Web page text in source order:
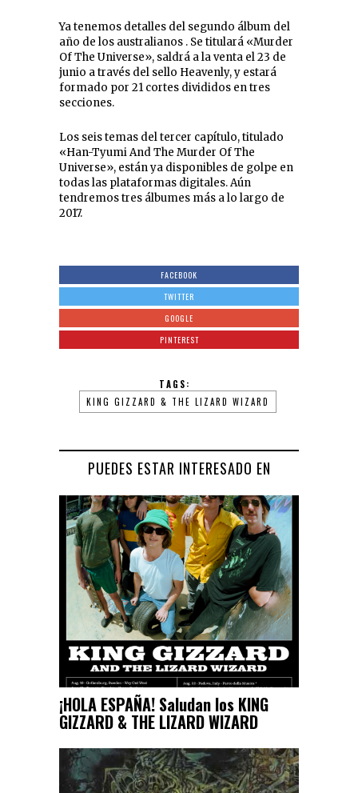
Ya tenemos detalles del segundo álbum del
año de los australianos . Se titulará «Murder
Of The Universe», saldrá a la venta el 23 de
junio a través del sello Heavenly, y estará
formado por 21 cortes divididos en tres
secciones.
Los seis temas del tercer capítulo, titulado
«Han-Tyumi And The Murder Of The
Universe», están ya disponibles de golpe en
todas las plataformas digitales. Aún
tendremos tres álbumes más a lo largo de
2017.
FACEBOOK
TWITTER
GOOGLE
PINTEREST
TAGS:
KING GIZZARD & THE LIZARD WIZARD
PUEDES ESTAR INTERESADO EN
¡HOLA ESPAÑA! Saludan los KING
GIZZARD & THE LIZARD WIZARD